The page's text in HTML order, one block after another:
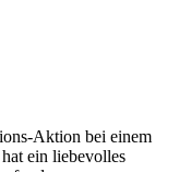
Aktion bei einem
ein liebevolles